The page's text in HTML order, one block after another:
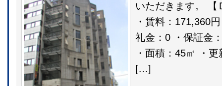
いただきます。 【
・賃料：171,360
礼金：0 ・保証金
・面積：45㎡ ・
[…]